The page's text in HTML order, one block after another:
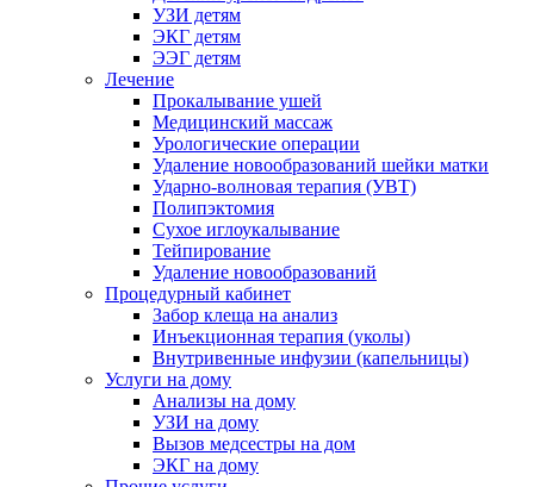
УЗИ детям
ЭКГ детям
ЭЭГ детям
Лечение
Прокалывание ушей
Медицинский массаж
Урологические операции
Удаление новообразований шейки матки
Ударно-волновая терапия (УВТ)
Полипэктомия
Сухое иглоукалывание
Тейпирование
Удаление новообразований
Процедурный кабинет
Забор клеща на анализ
Инъекционная терапия (уколы)
Внутривенные инфузии (капельницы)
Услуги на дому
Анализы на дому
УЗИ на дому
Вызов медсестры на дом
ЭКГ на дому